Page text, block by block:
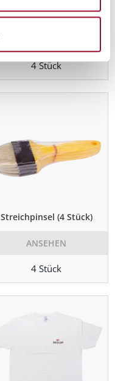
Spritzbeutel
4 Stück
Streichpinsel (4 Stück)
ANSEHEN
4 Stück